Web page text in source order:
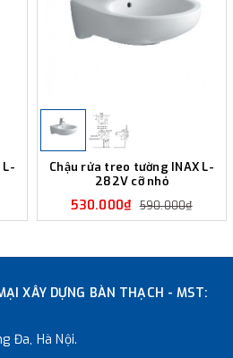
L-
Chậu rửa treo tường INAX L-
282V cỡ nhỏ
530.000₫ 590.000₫
XÂY DỰNG BÀN THẠCH - MST:
Đa, Hà Nội.